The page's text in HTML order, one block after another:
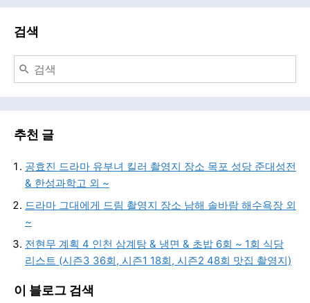
검색
추천 글
공효진 드라마 유부녀 킬러 촬영지 장소 목포 성당 준대성전
& 한성과학고 외 ~
드라마 그대에게 드림 촬영지 장소 남해 솔바람 해수욕장 외
~
전현무 계획 4 인천 삼계탕 & 냉면 & 초밥 6회 ~ 1회 식당
리스트 (시즌3 36회, 시즌1 18회, 시즌2 48회 맛집 촬영지)
이 블로그 검색